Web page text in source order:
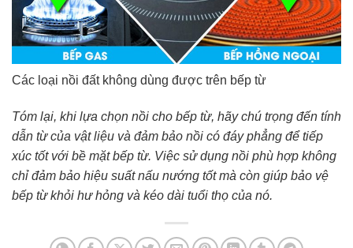
Các loại nồi đất không dùng được trên bếp từ
Tóm lại, khi lựa chọn nồi cho bếp từ, hãy chú trọng đến tính
dẫn từ của vật liệu và đảm bảo nồi có đáy phẳng để tiếp
xúc tốt với bề mặt bếp từ. Việc sử dụng nồi phù hợp không
chỉ đảm bảo hiệu suất nấu nướng tốt mà còn giúp bảo vệ
bếp từ khỏi hư hỏng và kéo dài tuổi thọ của nó.